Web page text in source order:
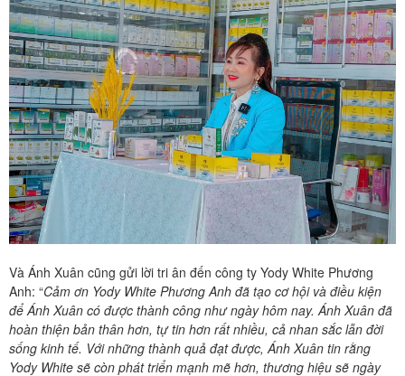
Và Ánh Xuân cũng gửi lời tri ân đến công ty Yody White Phương
Anh: “Cảm ơn Yody White Phương Anh đã tạo cơ hội và điều kiện
để Ánh Xuân có được thành công như ngày hôm nay. Ánh Xuân đã
hoàn thiện bản thân hơn, tự tin hơn rất nhiều, cả nhan sắc lẫn đời
sống kinh tế. Với những thành quả đạt được, Ánh Xuân tin rằng
Yody White sẽ còn phát triển mạnh mẽ hơn, thương hiệu sẽ ngày